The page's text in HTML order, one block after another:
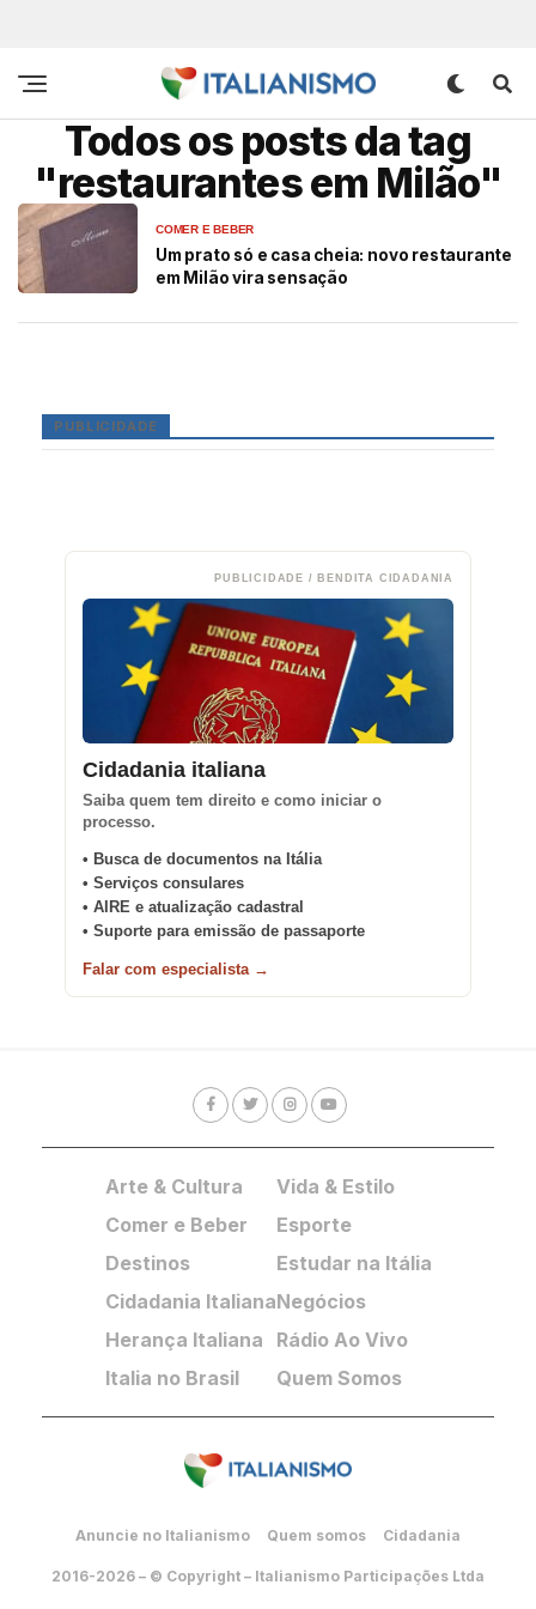
Todos os posts da tag
"restaurantes em Milão"
COMER E BEBER
Um prato só e casa cheia: novo restaurante
em Milão vira sensação
PUBLICIDADE
PUBLICIDADE / BENDITA CIDADANIA
Cidadania italiana
Saiba quem tem direito e como iniciar o
processo.
• Busca de documentos na Itália
• Serviços consulares
• AIRE e atualização cadastral
• Suporte para emissão de passaporte
Falar com especialista →
Arte & Cultura
Comer e Beber
Destinos
Cidadania Italiana
Herança Italiana
Italia no Brasil
Vida & Estilo
Esporte
Estudar na Itália
Negócios
Rádio Ao Vivo
Quem Somos
Anuncie no Italianismo Quem somos Cidadania
2016-2026 – © Copyright – Italianismo Participações Ltda